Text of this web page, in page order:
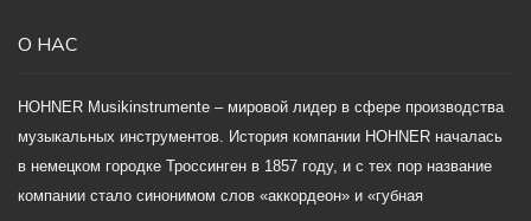
О НАС
HOHNER Musikinstrumente – мировой лидер в сфере производства
музыкальных инструментов. История компании HOHNER началась
в немецком городке Троссинген в 1857 году, и с тех пор название
компании стало синонимом слов «аккордеон» и «губная